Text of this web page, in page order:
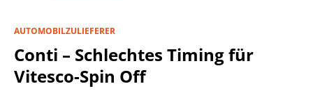
AUTOMOBILZULIEFERER
Conti – Schlechtes Timing für
Vitesco-Spin Off